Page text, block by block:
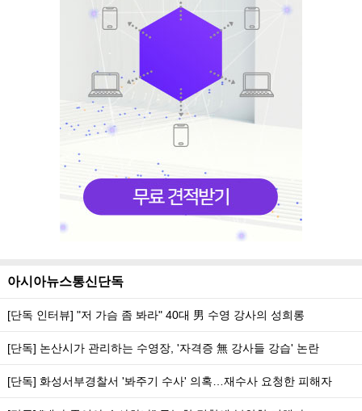
아시아뉴스통신단독
[단독 인터뷰] "저 가슴 좀 봐라" 40대 男 수영 강사의 성희롱
[단독] 논산시가 관리하는 수영장, '자격증 無 강사들 강습' 논란
[단독] 화성서부경찰서 '봐주기 수사' 의혹…재수사 요청한 피해자